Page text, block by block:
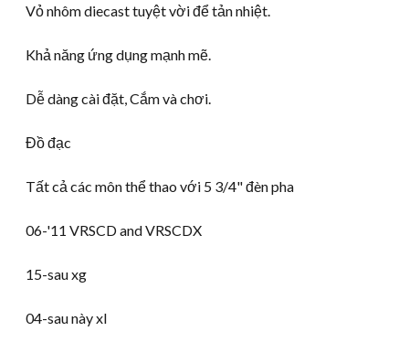
Vỏ nhôm diecast tuyệt vời để tản nhiệt.
Khả năng ứng dụng mạnh mẽ.
Dễ dàng cài đặt, Cắm và chơi.
Đồ đạc
Tất cả các môn thể thao với 5 3/4" đèn pha
06-'11 VRSCD and VRSCDX
15-sau xg
04-sau này xl